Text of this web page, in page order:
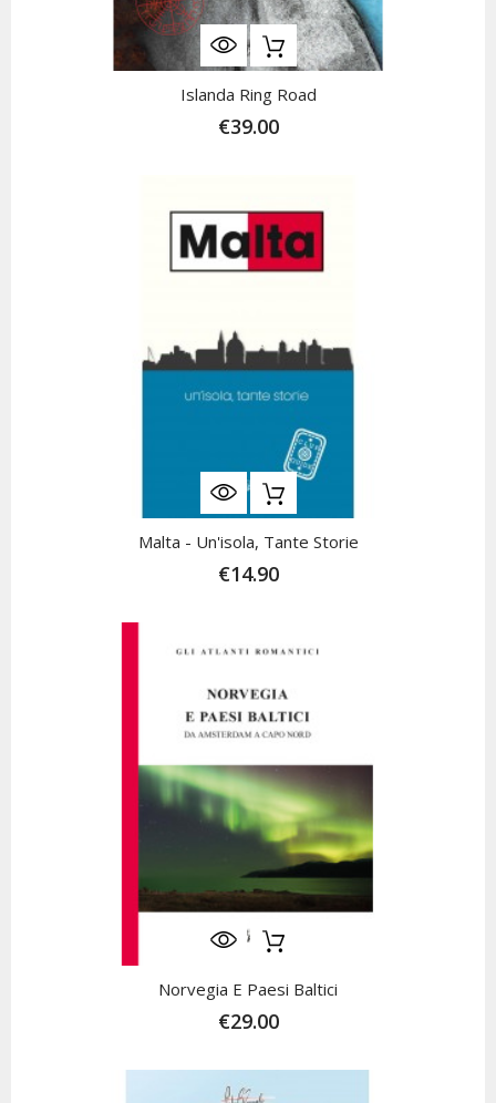
Islanda Ring Road
€39.00
Malta - Un'isola, Tante Storie
€14.90
Norvegia E Paesi Baltici
€29.00